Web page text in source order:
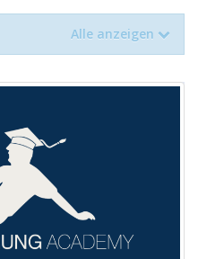
Alle anzeigen